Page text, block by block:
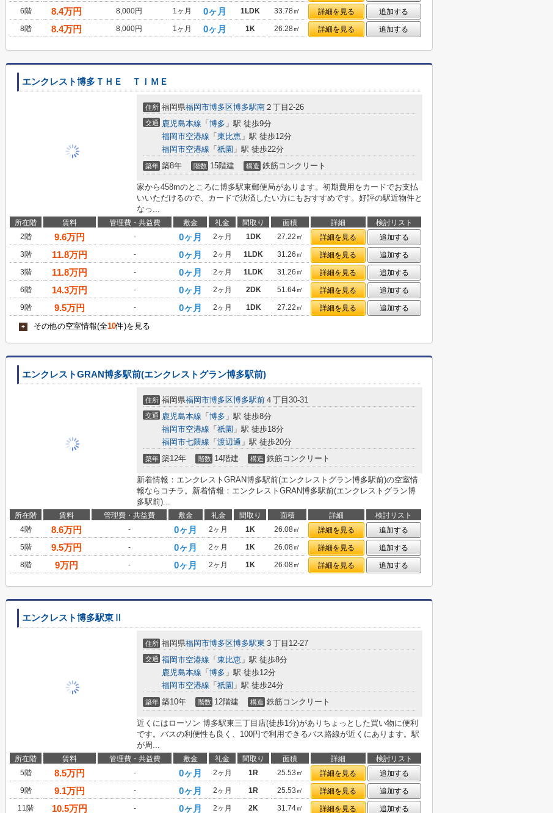
6階
8.4万円 8,000円 1ヶ月 0ヶ月 1LDK 33.78㎡ 詳細を見る
追加する
8階
8.4万円 8,000円 1ヶ月 0ヶ月 1K 26.28㎡ 詳細を見る 追加する
エンクレスト博多ＴＨＥ ＴＩＭＥ
住所 福岡県福岡市博多区博多駅南 ２丁目2-26
交通 鹿児島本線 「 博多 」駅 徒歩9分
福岡市空港線 「 東比恵 」駅 徒歩12分
福岡市空港線 「 祇園 」駅 徒歩22分
築年 築8年 階数 15階建 構造 鉄筋コンクリート
家から458mのところに博多駅東郵便局があります。初期費用をカードでお支払
いいただけるので、カードで決済したい方にもおすすめです。好評の駅近物件と
なっ...
所在階 賃料 管理費・共益費 敷金 礼金 間取り 面積 詳細
検討リスト
2階
9.6万円 - 0ヶ月 2ヶ月 1DK 27.22㎡ 詳細を見る
追加する
3階
11.8万円 - 0ヶ月 2ヶ月 1LDK 31.26㎡ 詳細を見る
追加する
3階
11.8万円 - 0ヶ月 2ヶ月 1LDK 31.26㎡ 詳細を見る
追加する
6階
14.3万円 - 0ヶ月 2ヶ月 2DK 51.64㎡ 詳細を見る
追加する
9階
9.5万円 - 0ヶ月 2ヶ月 1DK 27.22㎡ 詳細を見る 追加する
+ その他の空室情報(全10件)を見る
エンクレストGRAN博多駅前(エンクレストグラン博多駅前)
住所 福岡県福岡市博多区博多駅前 ４丁目30-31
交通 鹿児島本線 「 博多 」駅 徒歩8分
福岡市空港線 「 祇園 」駅 徒歩18分
福岡市七隈線 「 渡辺通 」駅 徒歩20分
築年 築12年 階数 14階建 構造 鉄筋コンクリート
新着情報：エンクレストGRAN博多駅前(エンクレストグラン博多駅前)の空室情
報ならコチラ。新着情報：エンクレストGRAN博多駅前(エンクレストグラン博
多駅前)...
所在階 賃料 管理費・共益費 敷金 礼金 間取り 面積 詳細
検討リスト
4階
8.6万円 - 0ヶ月 2ヶ月 1K 26.08㎡ 詳細を見る
追加する
5階
9.5万円 - 0ヶ月 2ヶ月 1K 26.08㎡ 詳細を見る
追加する
8階
9万円 - 0ヶ月 2ヶ月 1K 26.08㎡ 詳細を見る 追加する
エンクレスト博多駅東Ⅱ
住所 福岡県福岡市博多区博多駅東 ３丁目12-27
交通 福岡市空港線 「 東比恵 」駅 徒歩8分
鹿児島本線 「 博多 」駅 徒歩12分
福岡市空港線 「 祇園 」駅 徒歩24分
築年 築10年 階数 12階建 構造 鉄筋コンクリート
近くにはローソン 博多駅東三丁目店(徒歩1分)がありちょっとした買い物に便利
です。バスの利便性も良く、100円で利用できるバス路線が近くにあります。駅
が周...
所在階 賃料 管理費・共益費 敷金 礼金 間取り 面積 詳細
検討リスト
5階
8.5万円 - 0ヶ月 2ヶ月 1R 25.53㎡ 詳細を見る
追加する
9階
9.1万円 - 0ヶ月 2ヶ月 1R 25.53㎡ 詳細を見る
追加する
11階
10.5万円 - 0ヶ月 2ヶ月 2K 31.74㎡ 詳細を見る
追加する